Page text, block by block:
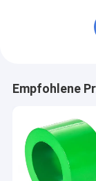
Empfohlene